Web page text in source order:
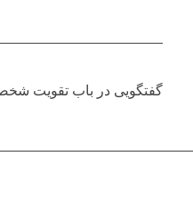
گفتگویی در باب تقویت